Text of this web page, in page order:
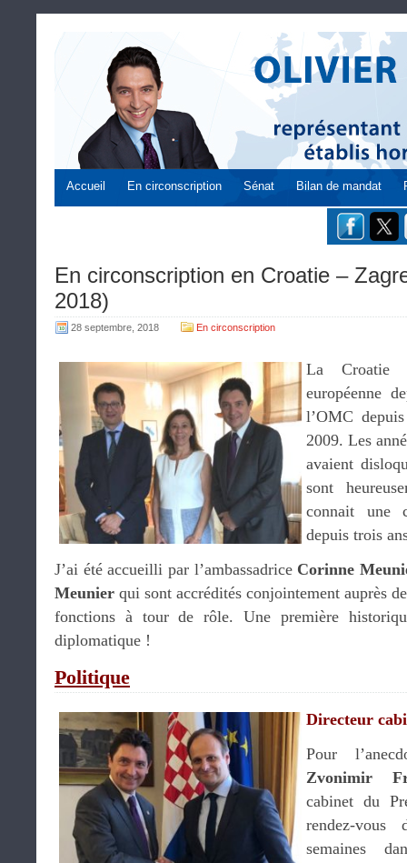
Accueil En circonscription Sénat Bilan de mandat
En circonscription en Croatie –
2018)
28 septembre, 2018 En circonscription
La Croatie
européenne
l’OMC
2009. Les
avaient
sont
connait une
depuis trois
J’ai été accueilli par l’ambassadrice Corinne
Meunier qui sont accrédités conjointement auprès
fonctions à tour de rôle. Une première
diplomatique !
Politique
Directeur
Pour
Zvonimir
cabinet du
rendez-
semaines